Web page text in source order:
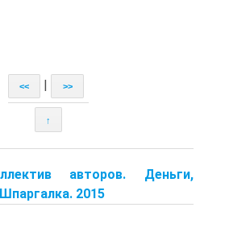
<< >>
↑
авторов. Деньги,
2015